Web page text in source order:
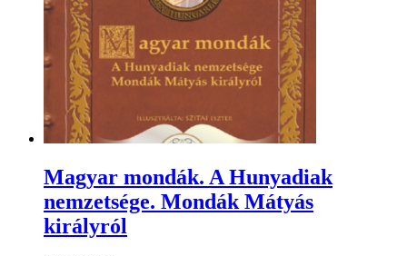
Magyar mondák. A Hunyadiak
nemzetsége. Mondák Mátyás
királyról